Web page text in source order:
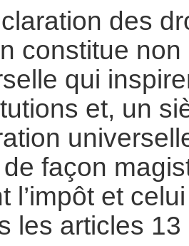
des
constitue
qui
et, un
façon
l’impôt et
les articles 13